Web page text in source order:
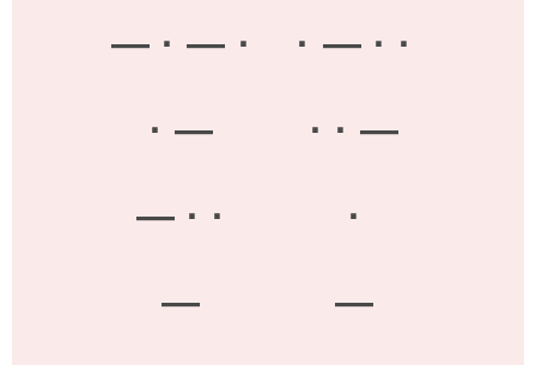
— · — ·
· — · ·
· —
· · —
— · ·
·
—
—